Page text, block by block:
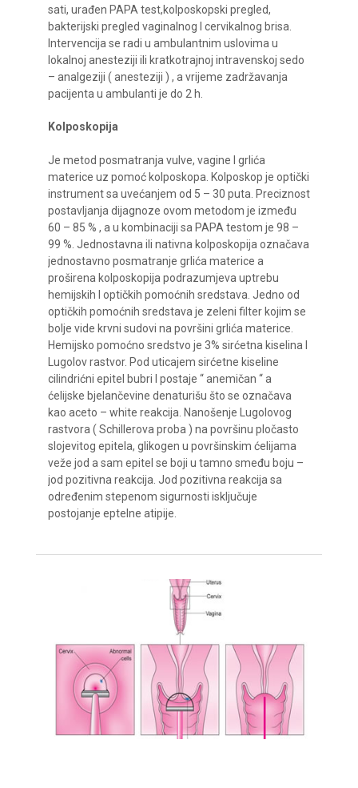
sati, urađen PAPA test,kolposkopski pregled,
bakterijski pregled vaginalnog I cervikalnog brisa.
Intervencija se radi u ambulantnim uslovima u
lokalnoj anesteziji ili kratkotrajnoj intravenskoj sedo
– analgeziji ( anesteziji ) , a vrijeme zadržavanja
pacijenta u ambulanti je do 2 h.
Kolposkopija
Je metod posmatranja vulve, vagine I grlića
materice uz pomoć kolposkopa. Kolposkop je optički
instrument sa uvećanjem od 5 – 30 puta. Preciznost
postavljanja dijagnoze ovom metodom je između
60 – 85 % , a u kombinaciji sa PAPA testom je 98 –
99 %. Jednostavna ili nativna kolposkopija označava
jednostavno posmatranje grlića materice a
proširena kolposkopija podrazumjeva uptrebu
hemijskih I optičkih pomoćnih sredstava. Jedno od
optičkih pomoćnih sredstava je zeleni filter kojim se
bolje vide krvni sudovi na površini grlića materice.
Hemijsko pomoćno sredstvo je 3% sirćetna kiselina I
Lugolov rastvor. Pod uticajem sirćetne kiseline
cilindrićni epitel bubri I postaje “ anemičan “ a
ćelijske bjelančevine denaturišu što se označava
kao aceto – white reakcija. Nanošenje Lugolovog
rastvora ( Schillerova proba ) na površinu pločasto
slojevitog epitela, glikogen u površinskim ćelijama
veže jod a sam epitel se boji u tamno smeđu boju –
jod pozitivna reakcija. Jod pozitivna reakcija sa
određenim stepenom sigurnosti isključuje
postojanje eptelne atipije.